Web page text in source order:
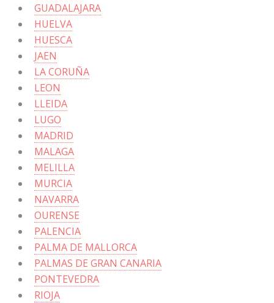
GUADALAJARA
HUELVA
HUESCA
JAEN
LA CORUÑA
LEON
LLEIDA
LUGO
MADRID
MALAGA
MELILLA
MURCIA
NAVARRA
OURENSE
PALENCIA
PALMA DE MALLORCA
PALMAS DE GRAN CANARIA
PONTEVEDRA
RIOJA